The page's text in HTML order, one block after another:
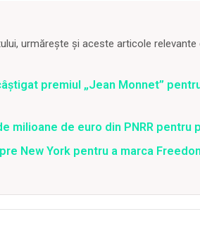
urmărește și aceste articole relevante
premiul „Jean Monnet”
milioane de euro din PNRR pentru
New York pentru a marca